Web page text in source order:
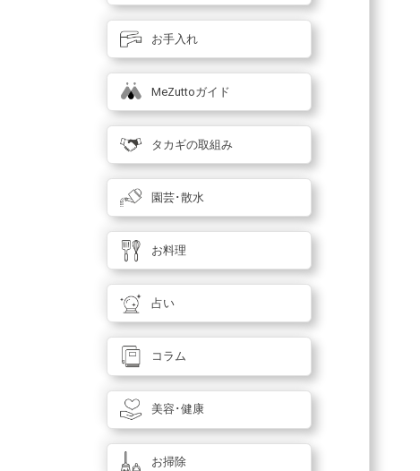
お手入れ
MeZuttoガイド
タカギの取組み
園芸･散水
お料理
占い
コラム
美容･健康
お掃除